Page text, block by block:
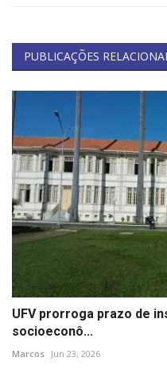
PUBLICAÇÕES
UFV prorroga prazo de
socioeconô...
Marcos Jun 23, 2026